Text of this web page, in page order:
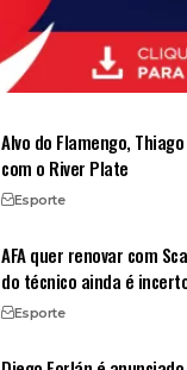
Alvo do Flamengo,
com o River Plate
Esporte
AFA quer renovar com
do técnico ainda é
Esporte